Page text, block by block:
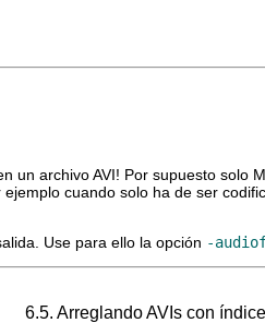
un archivo AVI! Por supuesto solo
cuando solo ha de ser
Use para ello la opción -
6.5. Arreglando AVIs con